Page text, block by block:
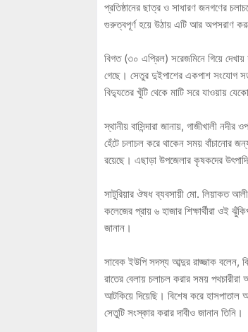
প্রতিষ্ঠানের ছাত্র ও সাধারণ জনগণের
গুরুত্বপূর্ণ হয়ে উঠায় এটি আর অপসরাণ
বিগত (৩০ এপ্রিল) সরেজমিনে গিয়ে দেখায়
গেছে। সেতুর দুইপাশের একপাশ সংযোগ
বিদ্যুতের খুঁটি থেকে মাটি সরে যাওয়ায়
স্থানীয় বাসিন্দারা জানায়, গাজীখালী
হেঁটে চলাচল করে থাকেন সময় বাঁচানোর
রয়েছে। এছাড়া উপজেলার কৃষকদের
সাটুরিয়ার ঔষধ ব্যবসায়ী মো. লিয়াকত আলী
কলেজের প্রায় ৬ হাজার শিক্ষার্থীরা ওই
জানান।
সাবেক ইউপি সদস্য আব্দুর রাজ্জাক বলেন,
রাতের বেলায় চলাচল করার সময়
আটকিয়ে দিয়েছি। বিশেষ করে হাসপাতাল
সেতুটি সংস্কার করার দাবীও জানান তিনি।